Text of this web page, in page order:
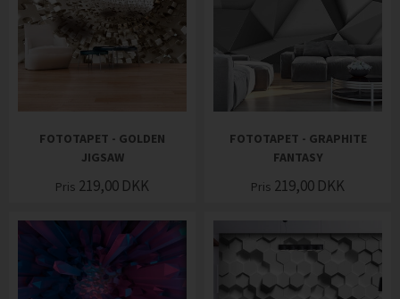
FOTOTAPET - GOLDEN
JIGSAW
Pris 219,00 DKK
FOTOTAPET - GRAPHITE
FANTASY
Pris 219,00 DKK